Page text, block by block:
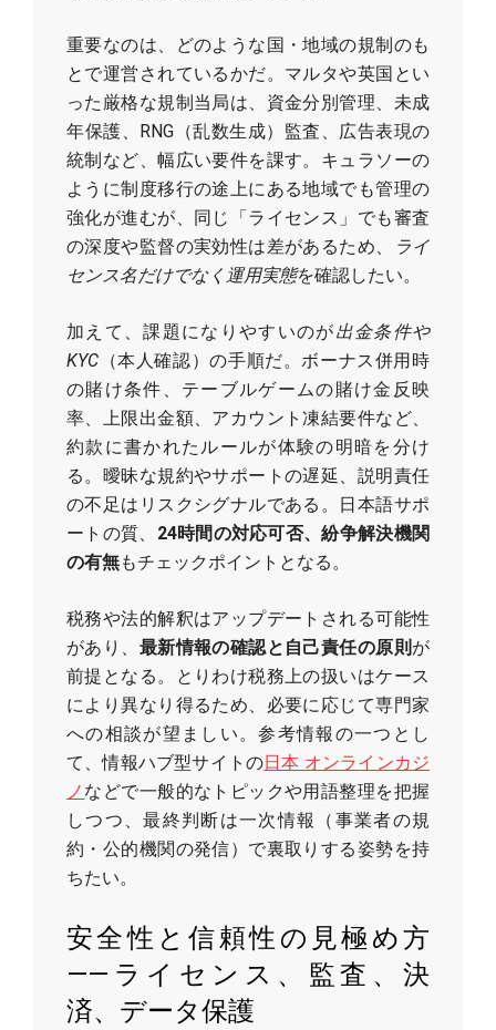
重要なのは、どのような国・地域の規制のも
とで運営されているかだ。マルタや英国とい
った厳格な規制当局は、資金分別管理、未成
年保護、RNG（乱数生成）監査、広告表現の
統制など、幅広い要件を課す。キュラソーの
ように制度移行の途上にある地域でも管理の
強化が進むが、同じ「ライセンス」でも審査
の深度や監督の実効性は差があるため、
ライ
センス名だけでなく運用実態を確認したい。
加えて、課題になりやすいのが出金条件や
KYC （本人確認）の手順だ。ボーナス併用時
の賭け条件、テーブルゲームの賭け金反映
率、上限出金額、アカウント凍結要件など、
約款に書かれたルールが体験の明暗を分け
る。曖昧な規約やサポートの遅延、説明責任
の不足はリスクシグナルである。日本語サポ
ートの質、 24時間の対応可否、紛争解決機関
の有無もチェックポイントとなる。
税務や法的解釈はアップデートされる可能性
があり、 最新情報の確認と自己責任の原則 が
前提となる。とりわけ税務上の扱いはケース
により異なり得るため、必要に応じて専門家
への相談が望ましい。参考情報の一つとし
て、情報ハブ型サイトの日本 オンラインカジ
ノ などで一般的なトピックや用語整理を把握
しつつ、最終判断は一次情報（事業者の規
約・公的機関の発信）で裏取りする姿勢を持
ちたい。
安全性と信頼性の見極め方
——ライセンス、監査、決
済、データ保護